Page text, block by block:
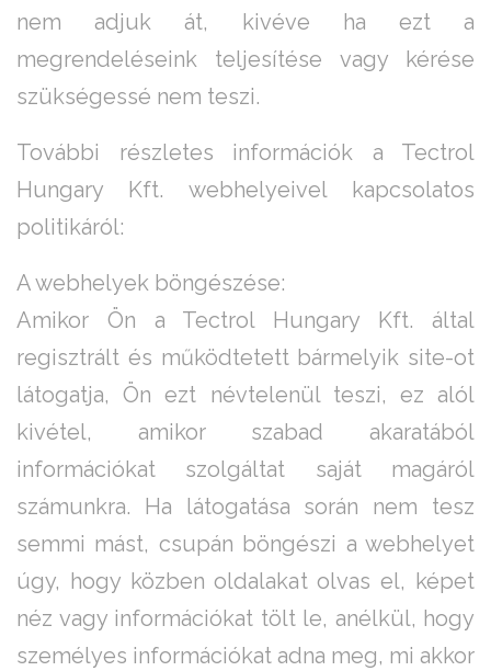
nem adjuk át, kivéve ha ezt a
megrendeléseink teljesítése vagy kérése
szükségessé nem teszi.
További részletes információk a Tectrol
Hungary Kft. webhelyeivel kapcsolatos
politikáról:
A webhelyek böngészése:
Amikor Ön a Tectrol Hungary Kft. által
regisztrált és működtetett bármelyik site-ot
látogatja, Ön ezt névtelenül teszi, ez alól
kivétel, amikor szabad akaratából
információkat szolgáltat saját magáról
számunkra. Ha látogatása során nem tesz
semmi mást, csupán böngészi a webhelyet
úgy, hogy közben oldalakat olvas el, képet
néz vagy információkat tölt le, anélkül, hogy
személyes információkat adna meg, mi akkor